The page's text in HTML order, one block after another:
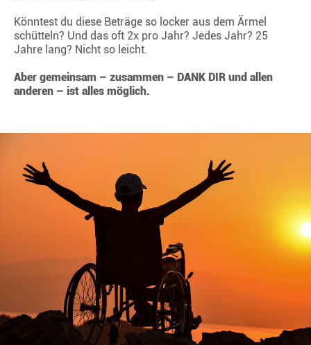
Könntest du diese Beträge so locker aus dem Ärmel
schütteln? Und das oft 2x pro Jahr? Jedes Jahr? 25
Jahre lang? Nicht so leicht.
Aber gemeinsam – zusammen – DANK DIR und allen
anderen – ist alles möglich.